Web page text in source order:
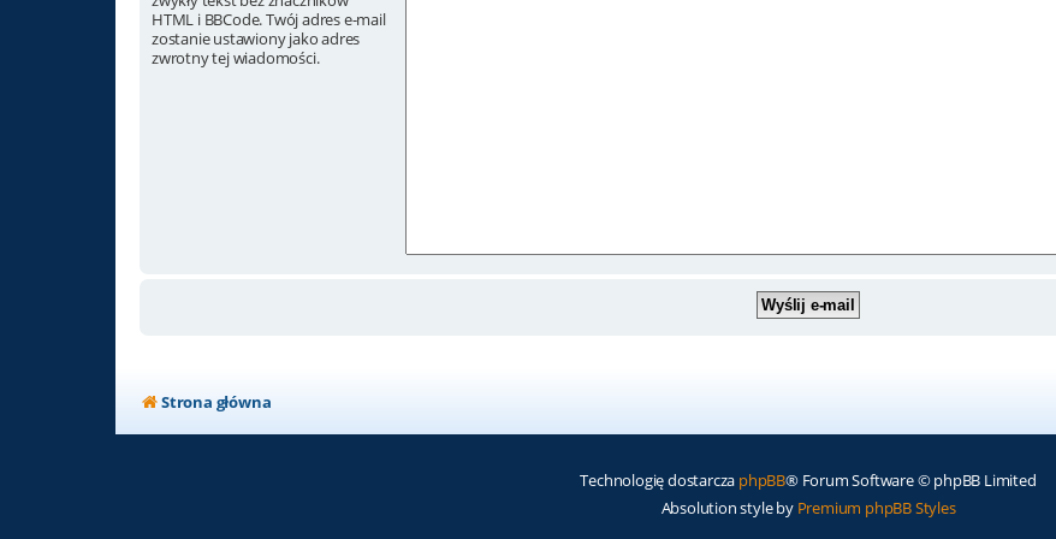
HTML i BBCode. Twój adres e-mail
zostanie ustawiony jako adres
zwrotny tej wiadomości.
Strona główna
Technologię dostarcza phpBB® Forum Software © phpBB Limited
Absolution style by Premium phpBB Styles